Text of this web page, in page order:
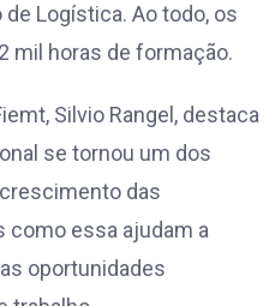
Logística. Ao todo, os
mil horas de formação.
Silvio Rangel, destaca
se tornou um dos
das
como essa ajudam a
oportunidades